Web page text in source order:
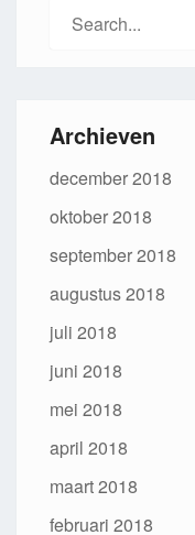
Search
Archieven
december 2018
oktober 2018
september 2018
augustus 2018
juli 2018
juni 2018
mei 2018
april 2018
maart 2018
februari 2018